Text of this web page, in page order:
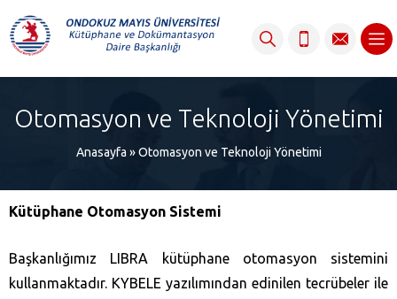
Otomasyon ve Teknoloji Yönetimi
Anasayfa »Otomasyon ve Teknoloji Yönetimi
Kütüphane Otomasyon Sistemi
Başkanlığımız LIBRA kütüphane otomasyon sistemini
kullanmaktadır. KYBELE yazılımından edinilen tecrübeler ile